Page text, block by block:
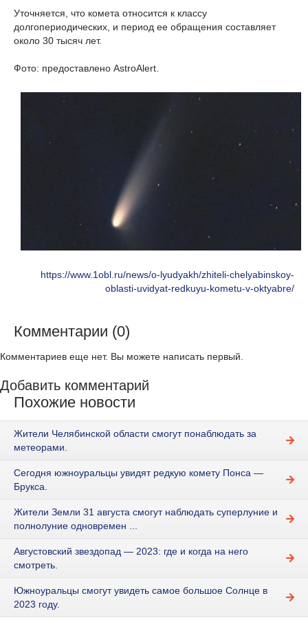
Уточняется, что комета относится к классу
долгопериодических, и период ее обращения составляет
около 30 тысяч лет.
Фото: предоставлено AstroAlert.
https://www.1obl.ru/news/o-lyudyakh/zhiteli-chelyabinskoy-
oblasti-uvidyat-redkuyu-kometu-v-oktyabre/
Комментарии (0)
Комментариев еще нет. Вы можете написать первый.
Добавить комментарий
Похожие новости
Жители Челябинской области смогут понаблюдать за
метеорами.
Сегодня южноуральцы увидят редкую комету Понса —
Брукса.
Жители Земли 31 августа смогут наблюдать суперлуние и
полнолуние одновремен ...
Августовский звездопад — 2023: где и когда на него
смотреть.
Южноуральцы смогут увидеть самое большое Солнце в
2023 году.